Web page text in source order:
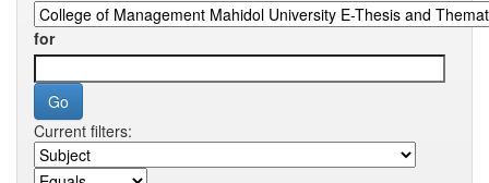
for
Current filters: